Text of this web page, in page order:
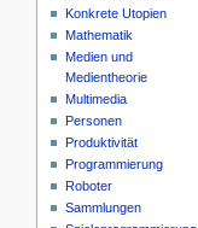
Konkrete Utopien
Mathematik
Medien und
Medientheorie
Multimedia
Personen
Produktivität
Programmierung
Roboter
Sammlungen